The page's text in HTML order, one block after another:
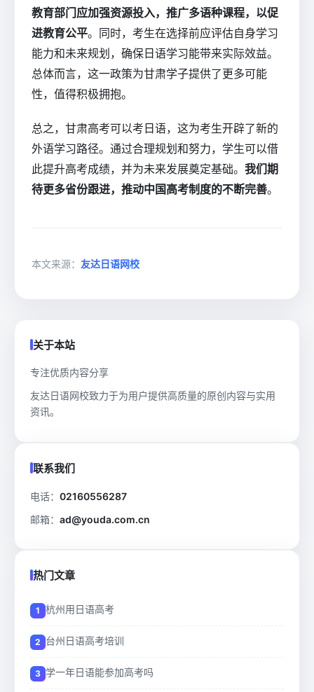
教育部门应加强资源投入，推广多语种课程，以促
进教育公平。同时，考生在选择前应评估自身学习
能力和未来规划，确保日语学习能带来实际效益。
总体而言，这一政策为甘肃学子提供了更多可能
性，值得积极拥抱。
总之，甘肃高考可以考日语，这为考生开辟了新的
外语学习路径。通过合理规划和努力，学生可以借
此提升高考成绩，并为未来发展奠定基础。 我们期
待更多省份跟进，推动中国高考制度的不断完善。
本文来源： 友达日语网校
关于本站
专注优质内容分享
友达日语网校致力于为用户提供高质量的原创内容与实用
资讯。
联系我们
电话： 02160556287
邮箱： ad@youda.com.cn
热门文章
杭州用日语高考
台州日语高考培训
学一年日语能参加高考吗